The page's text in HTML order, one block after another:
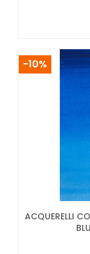
ACQUERELLI
-10%